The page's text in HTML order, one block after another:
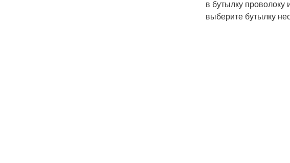
в бутылку проволоку
выберите бутылку